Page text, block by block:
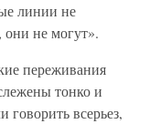
линии не
они не могут».
переживания
тонко и
говорить всерьез,